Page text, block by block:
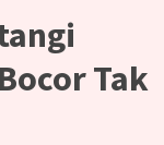
Tak